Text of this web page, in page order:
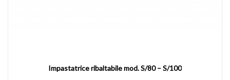
Impastatrice ribaltabile mod. S/80 – S/100